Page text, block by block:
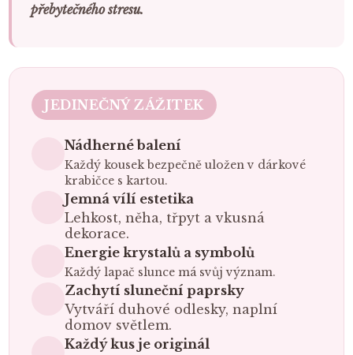
přebytečného stresu.
JEDINEČNÝ ZÁŽITEK
Nádherné balení
Každý kousek bezpečně uložen v dárkové
krabičce s kartou.
Jemná vílí estetika
Lehkost, něha, třpyt a vkusná
dekorace.
Energie krystalů a symbolů
Každý lapač slunce má svůj význam.
Zachytí sluneční paprsky
Vytváří duhové odlesky, naplní
domov světlem.
Každý kus je originál